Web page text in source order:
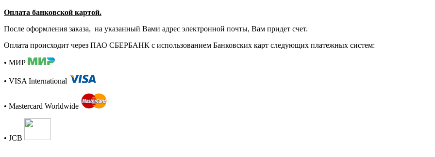
Оплата банковской картой.
После оформления заказа, на указанный Вами адрес электронной почты, Вам придет счет.
Оплата происходит через ПАО СБЕРБАНК с использованием Банковских карт следующих платежных систем:
• МИР
• VISA International
• Mastercard Worldwide
• JCB